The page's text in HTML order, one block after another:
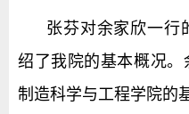
张芬对余家欣一行
绍了我院的基本概况
制造科学与工程学院的